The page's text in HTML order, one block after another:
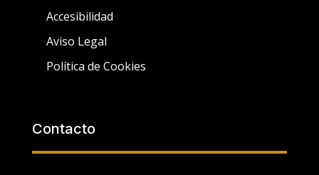
Accesibilidad
Aviso Legal
Política de Cookies
Contacto